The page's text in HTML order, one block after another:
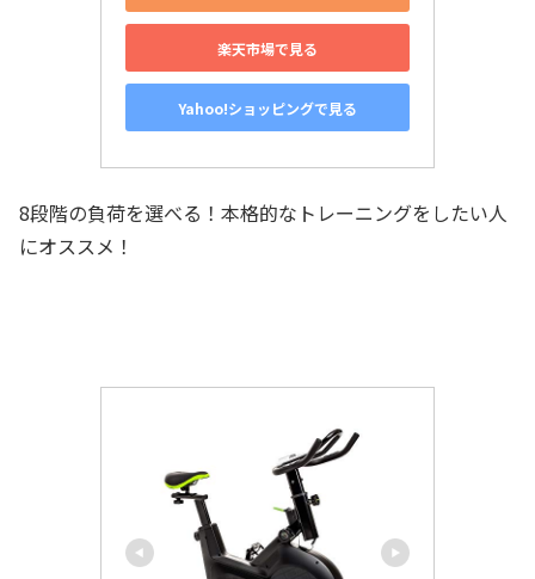
楽天市場で見る
Yahoo!ショッピングで見る
8段階の負荷を選べる！本格的なトレーニングをしたい人
にオススメ！